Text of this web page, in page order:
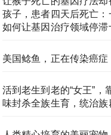
孩子，患者四天后死亡：
如何让基因治疗领域停滞
美国鲶鱼，正在传染癌症
活到老生到老的“女王”，
味封杀全族生育，统治族